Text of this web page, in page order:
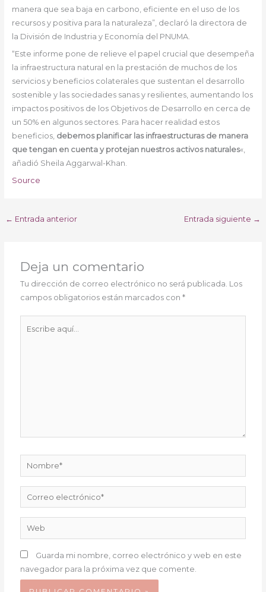
manera que sea baja en carbono, eficiente en el uso de los
recursos y positiva para la naturaleza”, declaró la directora de
la División de Industria y Economía del PNUMA.
“Este informe pone de relieve el papel crucial que desempeña
la infraestructura natural en la prestación de muchos de los
servicios y beneficios colaterales que sustentan el desarrollo
sostenible y las sociedades sanas y resilientes, aumentando los
impactos positivos de los Objetivos de Desarrollo en cerca de
un 50% en algunos sectores. Para hacer realidad estos
beneficios, debemos planificar las infraestructuras de manera
que tengan en cuenta y protejan nuestros activos naturales«,
añadió Sheila Aggarwal-Khan.
Source
← Entrada anterior Entrada siguiente →
Deja un comentario
Tu dirección de correo electrónico no será publicada. Los
campos obligatorios están marcados con*
Nombre*
electrónico*
Web
Guarda mi nombre, correo electrónico y web en este
navegador para la próxima vez que comente.